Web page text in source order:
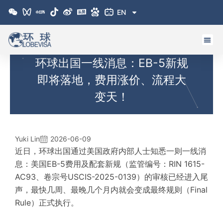
EN
环球出国一线消息：EB-5新规
即将落地，费用涨价、流程大
变天！
Yuki Lin 2026-06-09
近日，环球出国通过美国政府内部人士知悉一则一线消
息：美国EB-5费用及配套新规（监管编号：RIN 1615-
AC93、卷宗号USCIS-2025-0139）的审核已经进入尾
声，最快几周、最晚几个月内就会变成最终规则（Final
Rule）正式执行。